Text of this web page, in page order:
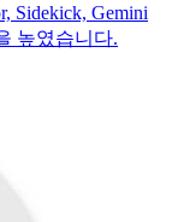
Sidekick, Gemini
높였습니다.